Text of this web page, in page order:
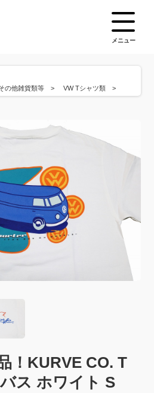
メニュー
の他雑貨類等 VW Tシャツ類
！KURVE CO. T
ス ホワイト S